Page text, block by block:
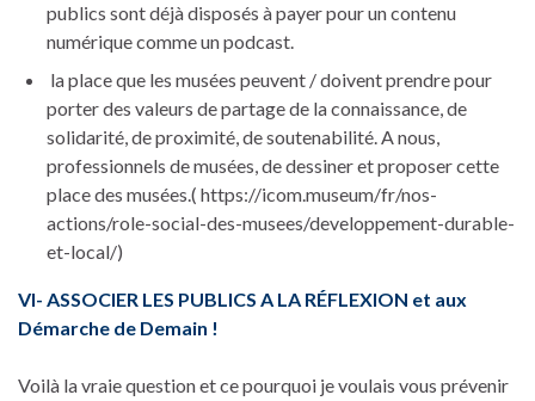
publics sont déjà disposés à payer pour un contenu
numérique comme un podcast.
la place que les musées peuvent / doivent prendre pour
porter des valeurs de partage de la connaissance, de
solidarité, de proximité, de soutenabilité. A nous,
professionnels de musées, de dessiner et proposer cette
place des musées.( https://icom.museum/fr/nos-
actions/role-social-des-musees/developpement-durable-
et-local/)
VI- ASSOCIER LES PUBLICS A LA RÉFLEXION et aux
Démarche de Demain !
Voilà la vraie question et ce pourquoi je voulais vous prévenir